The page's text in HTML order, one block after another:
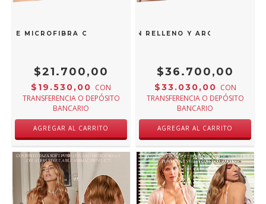
DE MICROFIBRA CON PUNTILLA Y COLALESS NEGRO 5208N
$21.700,00
$19.530,00 CON
TRANSFERENCIA O DEPÓSITO
BANCARIO
AGREGAR AL CARRITO
TAZA SOFT ARMADO CON RELLENO Y ARO DE TUL Y
$36.700,00
$33.030,00 CON
TRANSFERENCIA O DEPÓSITO
BANCARIO
AGREGAR AL CARRITO